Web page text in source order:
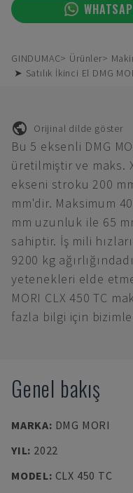
GINDUMAC Ürünler
➤ Satılık İkinci El DMG
Orijinal dilde göster
Bu 5 eksenli DMG
üretilmiştir ve maks.
ekseni stroku 200
mm'dir. Maksimum
mm uzunluk ile 65
sahiptir. İş mili
9200 kg
yetenekleri elde
MORI CLX 450 TC
fazla bilgi için
Genel bakış
MARKA: DMG MORI
YIL: 2022
MODEL: CLX 450 TC